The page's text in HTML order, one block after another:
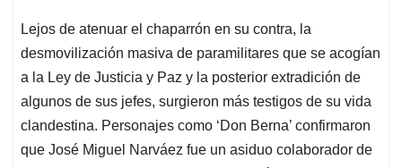
Lejos de atenuar el chaparrón en su contra, la
desmovilización masiva de paramilitares que se acogían
a la Ley de Justicia y Paz y la posterior extradición de
algunos de sus jefes, surgieron más testigos de su vida
clandestina. Personajes como ‘Don Berna’ confirmaron
que José Miguel Narváez fue un asiduo colaborador de